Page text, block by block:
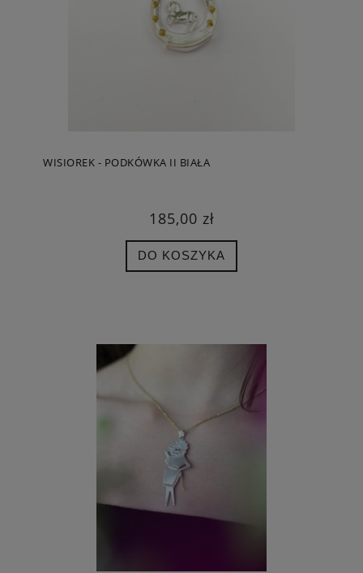
WISIOREK - PODKÓWKA II BIAŁA
185,00 zł
DO KOSZYKA